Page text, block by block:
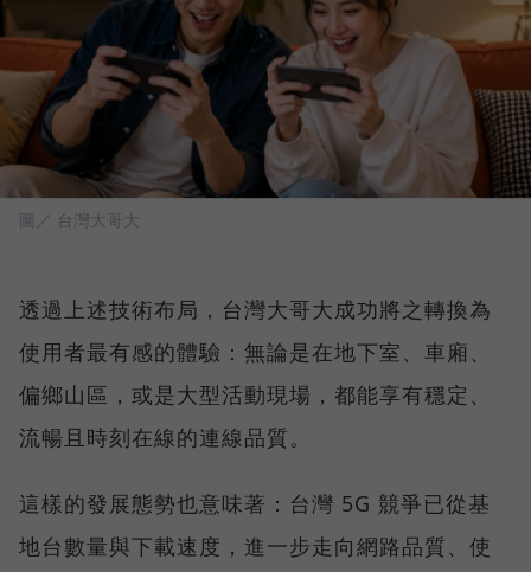
圖／ 台灣大哥大
透過上述技術布局，台灣大哥大成功將之轉換為
使用者最有感的體驗：無論是在地下室、車廂、
偏鄉山區，或是大型活動現場，都能享有穩定、
流暢且時刻在線的連線品質。
這樣的發展態勢也意味著：台灣 5G 競爭已從基
地台數量與下載速度，進一步走向網路品質、使